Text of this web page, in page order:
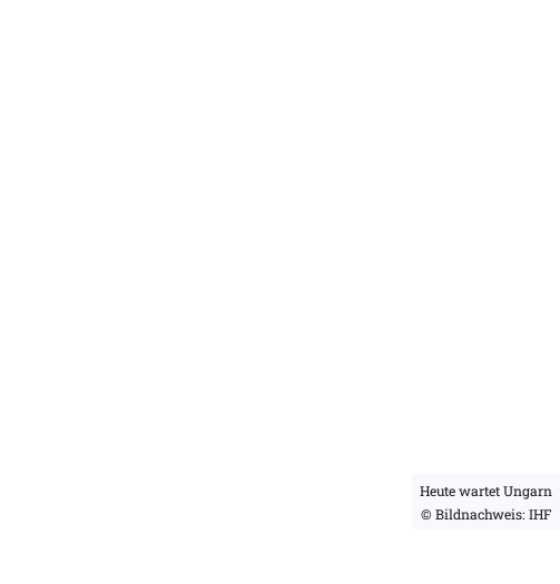
Heute wartet Ungarn
© Bildnachweis: IHF